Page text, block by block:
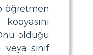
öğretmen
olduğu
sınıf